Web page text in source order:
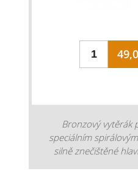
Bronzový vytěrák
speciálním
silně znečištěné